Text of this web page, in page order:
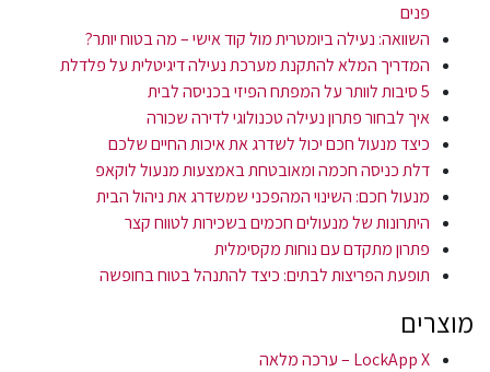
פנים
השוואה: נעילה ביומטרית מול קוד אישי – מה בטוח יותר?
המדריך המלא להתקנת מערכת נעילה דיגיטלית על פלדלת
5 סיבות לוותר על המפתח הפיזי בכניסה לבית
איך לבחור פתרון נעילה טכנולוגי לדירה שכורה
כיצד מנעול חכם יכול לשדרג את איכות החיים שלכם
דלת כניסה חכמה ומאובטחת באמצעות מנעול לוקאפ
מנעול חכם: השינוי המהפכני שמשדרג את ניהול הבית
היתרונות של מנעולים חכמים בשכירות לטווח קצר
פתרון מתקדם עם נוחות מקסימלית
תופעת הפריצות לבתים: כיצד להתנהל בטוח בחופשה
מוצרים
LockApp X – ערכה מלאה